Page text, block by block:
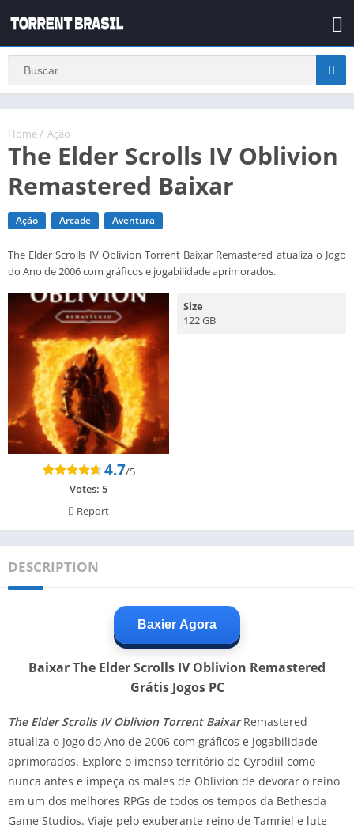
Home / Ação
The Elder Scrolls IV Oblivion
Remastered Baixar
Ação Arcade Aventura
The Elder Scrolls IV Oblivion Torrent Baixar Remastered atualiza o Jogo
do Ano de 2006 com gráficos e jogabilidade aprimorados.
4.7/5
Votes: 5
Report
Size
122 GB
DESCRIPTION
Baxier Agora
Baixar The Elder Scrolls IV Oblivion Remastered
Grátis Jogos PC
The Elder Scrolls IV Oblivion Torrent BaixarRemastered
atualiza o Jogo do Ano de 2006 com gráficos e jogabilidade
aprimorados. Explore o imenso território de Cyrodiil como
nunca antes e impeça os males de Oblivion de devorar o reino
em um dos melhores RPGs de todos os tempos da Bethesda
Game Studios. Viaje pelo exuberante reino de Tamriel e lute